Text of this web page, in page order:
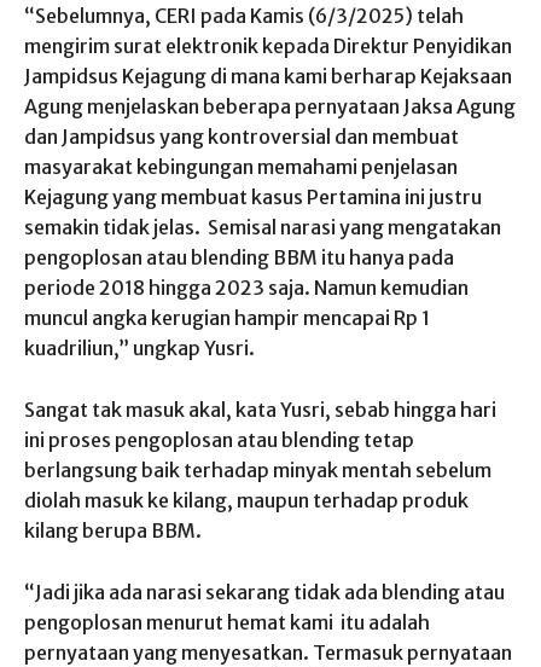
“Sebelumnya, CERI pada Kamis (6/3/2025) telah
mengirim surat elektronik kepada Direktur Penyidikan
Jampidsus Kejagung di mana kami berharap Kejaksaan
Agung menjelaskan beberapa pernyataan Jaksa Agung
dan Jampidsus yang kontroversial dan membuat
masyarakat kebingungan memahami penjelasan
Kejagung yang membuat kasus Pertamina ini justru
semakin tidak jelas. Semisal narasi yang mengatakan
pengoplosan atau blending BBM itu hanya pada
periode 2018 hingga 2023 saja. Namun kemudian
muncul angka kerugian hampir mencapai Rp 1
kuadriliun,” ungkap Yusri.
Sangat tak masuk akal, kata Yusri, sebab hingga hari
ini proses pengoplosan atau blending tetap
berlangsung baik terhadap minyak mentah sebelum
diolah masuk ke kilang, maupun terhadap produk
kilang berupa BBM.
“Jadi jika ada narasi sekarang tidak ada blending atau
pengoplosan menurut hemat kami itu adalah
pernyataan yang menyesatkan. Termasuk pernyataan